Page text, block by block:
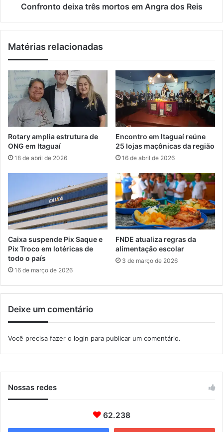
d
a
m
t
g
a
í
a
t
r
m
o
r
o
e
m
g
r
a
d
o
s
R
i
Confronto deixa três mortos em Angra dos Reis
Matérias relacionadas
Rotary amplia estrutura de
ONG em Itaguaí
18 de abril de 2026
Encontro em Itaguaí reúne
25 lojas maçônicas da região
16 de abril de 2026
Caixa suspende Pix Saque e
Pix Troco em lotéricas de
todo o país
16 de março de 2026
FNDE atualiza regras da
alimentação escolar
3 de março de 2026
Deixe um comentário
Você precisa fazer o login para publicar um comentário.
Nossas redes
62.238